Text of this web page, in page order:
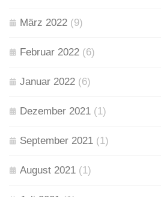
März 2022 (9)
Februar 2022 (6)
Januar 2022 (6)
Dezember 2021 (1)
September 2021 (1)
August 2021 (1)